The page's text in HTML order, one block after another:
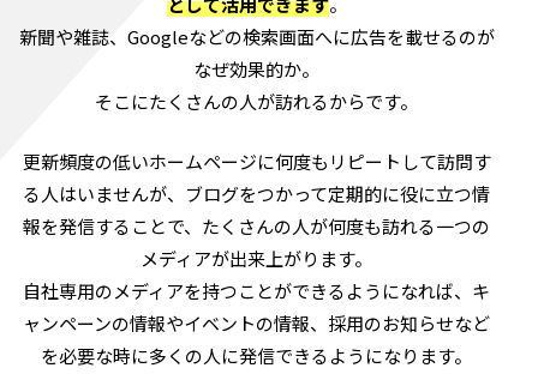
新聞や雑誌、Googleなどの検索画面へに広告を載せるのが
なぜ効果的か。
そこにたくさんの人が訪れるからです。
更新頻度の低いホームページに何度もリピートして訪問す
る人はいませんが、ブログをつかって定期的に役に立つ情
報を発信することで、たくさんの人が何度も訪れる一つの
メディアが出来上がります。
自社専用のメディアを持つことができるようになれば、キ
ャンペーンの情報やイベントの情報、採用のお知らせなど
を必要な時に多くの人に発信できるようになります。